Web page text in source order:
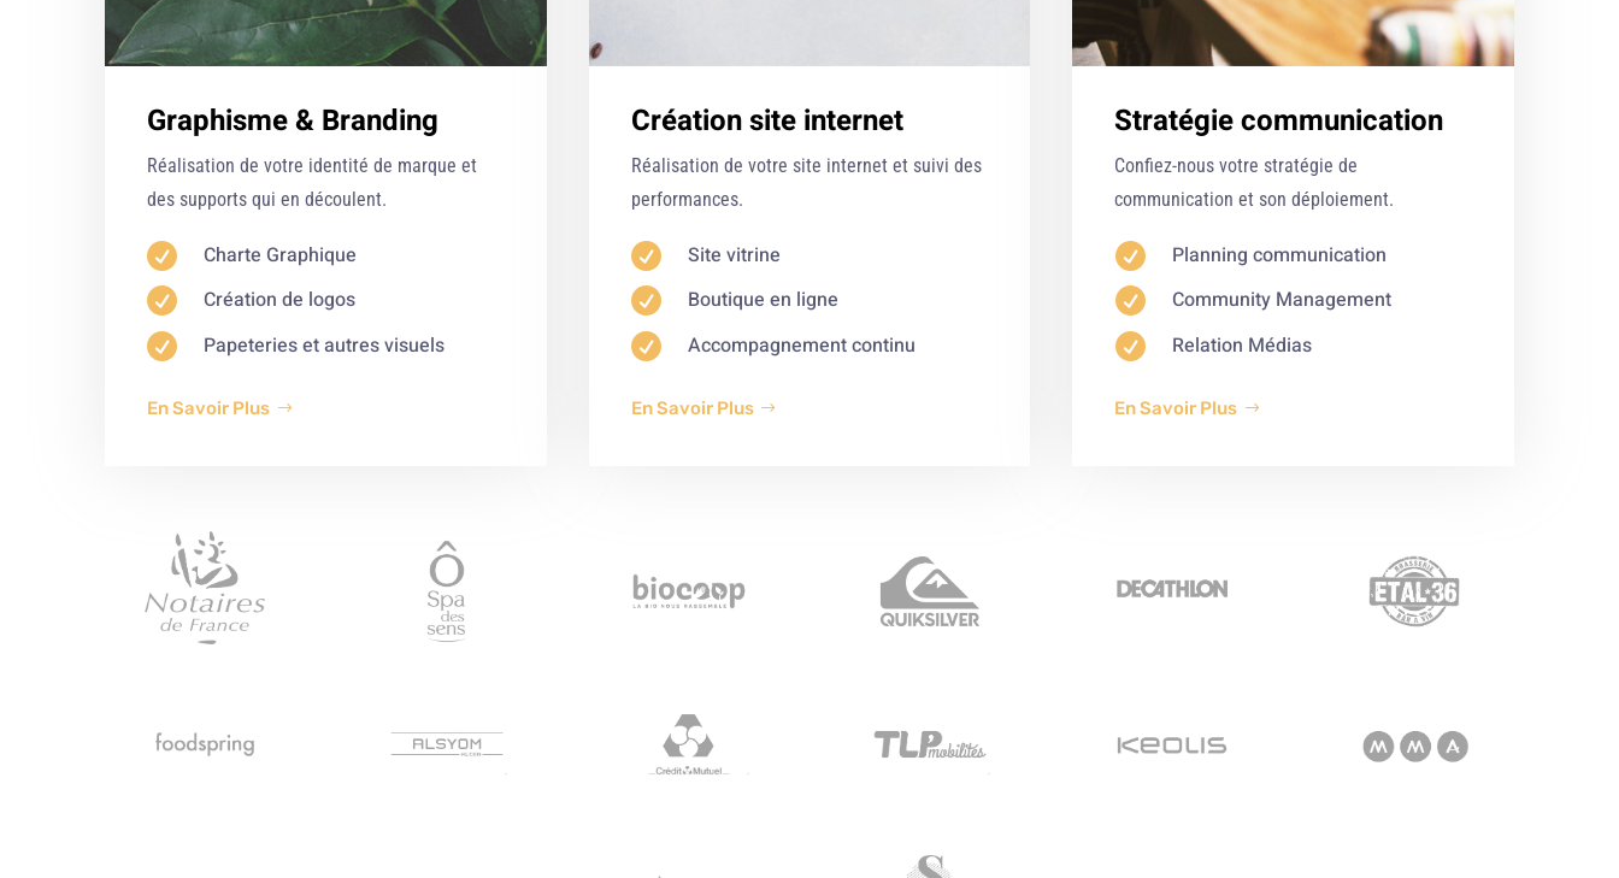
Graphisme & Branding
Réalisation de votre identité de marque et
des supports qui en découlent.
 Charte Graphique
 Création de logos
 Papeteries et autres visuels
En Savoir Plus
Création site internet
Réalisation de votre site internet et suivi des
performances.
 Site vitrine
 Boutique en ligne
 Accompagnement continu
En Savoir Plus
Stratégie communication
Confiez-nous votre stratégie de
communication et son déploiement.
 Planning communication
 Community Management
 Relation Médias
En Savoir Plus